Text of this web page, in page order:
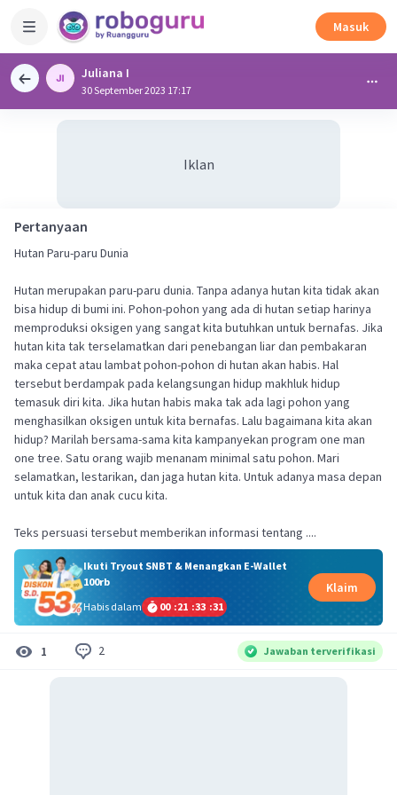
Masuk
Juliana I
30 September 2023 17:17
Iklan
Pertanyaan
Hutan Paru-paru Dunia
Hutan merupakan paru-paru dunia. Tanpa adanya hutan kita tidak akan
bisa hidup di bumi ini. Pohon-pohon yang ada di hutan setiap harinya
memproduksi oksigen yang sangat kita butuhkan untuk bernafas. Jika
hutan kita tak terselamatkan dari penebangan liar dan pembakaran
maka cepat atau lambat pohon-pohon di hutan akan habis. Hal
tersebut berdampak pada kelangsungan hidup makhluk hidup
temasuk diri kita. Jika hutan habis maka tak ada lagi pohon yang
menghasilkan oksigen untuk kita bernafas. Lalu bagaimana kita akan
hidup? Marilah bersama-sama kita kampanyekan program one man
one tree. Satu orang wajib menanam minimal satu pohon. Mari
selamatkan, lestarikan, dan jaga hutan kita. Untuk adanya masa depan
untuk kita dan anak cucu kita.
Teks persuasi tersebut memberikan informasi tentang ....
Ikuti Tryout SNBT & Menangkan E-Wallet
100rb
Habis dalam
00 :21 :33 :31
Klaim
1 2 Jawaban terverifikasi